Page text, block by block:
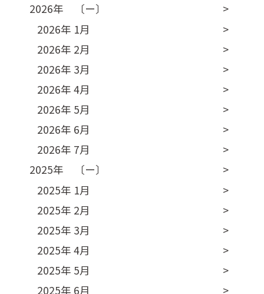
2026年 〔ー〕
2026年 1月
2026年 2月
2026年 3月
2026年 4月
2026年 5月
2026年 6月
2026年 7月
2025年 〔ー〕
2025年 1月
2025年 2月
2025年 3月
2025年 4月
2025年 5月
2025年 6月